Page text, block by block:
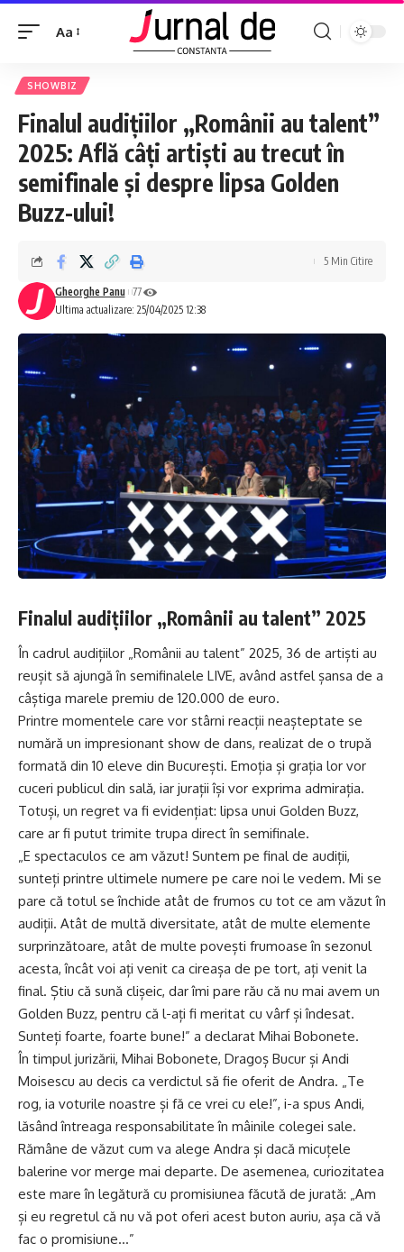
Aa
SHOWBIZ
Finalul audițiilor „Românii au talent”
2025: Află câți artiști au trecut în
semifinale și despre lipsa Golden
Buzz-ului!
Ultima actualizare: 25/04/2025 12:38
Gheorghe Panu 77
5 Min Citire
Finalul audițiilor „Românii au talent” 2025
În cadrul audițiilor „Românii au talent” 2025, 36 de artiști au
reușit să ajungă în semifinalele LIVE, având astfel șansa de a
câștiga marele premiu de 120.000 de euro.
Printre momentele care vor stârni reacții neașteptate se
numără un impresionant show de dans, realizat de o trupă
formată din 10 eleve din București. Emoția și grația lor vor
cuceri publicul din sală, iar jurații își vor exprima admirația.
Totuși, un regret va fi evidențiat: lipsa unui Golden Buzz,
care ar fi putut trimite trupa direct în semifinale.
„E spectaculos ce am văzut! Suntem pe final de audiții,
sunteți printre ultimele numere pe care noi le vedem. Mi se
pare că totul se închide atât de frumos cu tot ce am văzut în
audiții. Atât de multă diversitate, atât de multe elemente
surprinzătoare, atât de multe povești frumoase în sezonul
acesta, încât voi ați venit ca cireașa de pe tort, ați venit la
final. Știu că sună clișeic, dar îmi pare rău că nu mai avem un
Golden Buzz, pentru că l-ați fi meritat cu vârf și îndesat.
Sunteți foarte, foarte bune!” a declarat Mihai Bobonete.
În timpul jurizării, Mihai Bobonete, Dragoș Bucur și Andi
Moisescu au decis ca verdictul să fie oferit de Andra. „Te
rog, ia voturile noastre și fă ce vrei cu ele!”, i-a spus Andi,
lăsând întreaga responsabilitate în mâinile colegei sale.
Rămâne de văzut cum va alege Andra și dacă micuțele
balerine vor merge mai departe. De asemenea, curiozitatea
este mare în legătură cu promisiunea făcută de jurată: „Am
și eu regretul că nu vă pot oferi acest buton auriu, așa că vă
fac o promisiune…”